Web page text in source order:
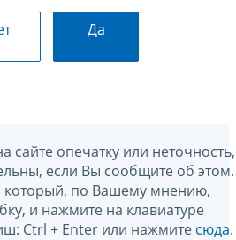
Да
сайте опечатку или неточность,
если Вы сообщите об этом.
который, по Вашему мнению,
и нажмите на клавиатуре
Ctrl + Enter или нажмите сюда.